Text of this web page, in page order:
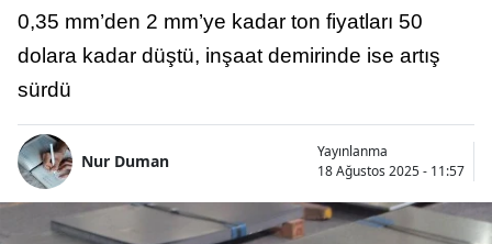
0,35 mm’den 2 mm’ye kadar ton fiyatları 50
dolara kadar düştü, inşaat demirinde ise artış
sürdü
Nur Duman
Yayınlanma
18 Ağustos 2025 - 11:57